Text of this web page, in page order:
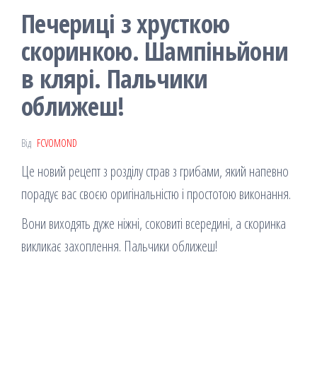
Печериці з хрусткою
скоринкою. Шампіньйони
в клярі. Пальчики
оближеш!
Від FCVOMOND
Це новий рецепт з розділу страв з грибами, який напевно
порадує вас своєю оригінальністю і простотою виконання.
Вони виходять дуже ніжні, соковиті всередині, а скоринка
викликає захоплення. Пальчики оближеш!